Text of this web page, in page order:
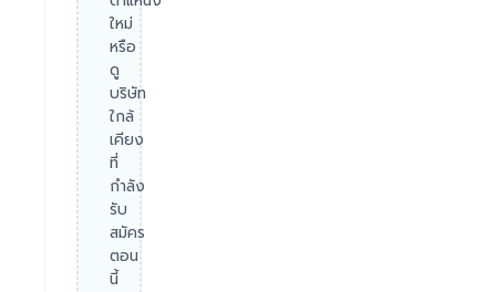
ใหม่
หรือ
ดู
บริษัท
ใกล้
เคียง
ที่
กำลัง
รับ
สมัคร
ตอน
นี้